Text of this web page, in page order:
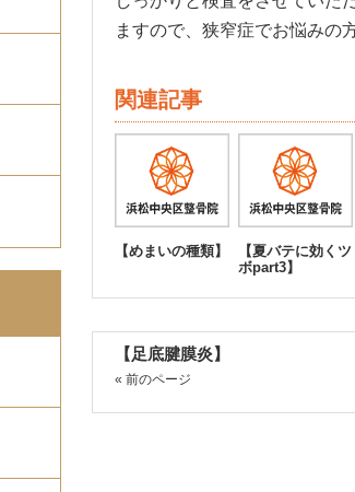
ますので、狭窄症でお悩みの
関連記事
【めまいの種類】
【夏バテに効くツ
ボpart3】
【足底腱膜炎】
« 前のページ